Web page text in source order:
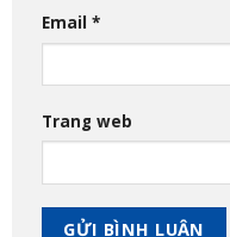
Email *
Trang web